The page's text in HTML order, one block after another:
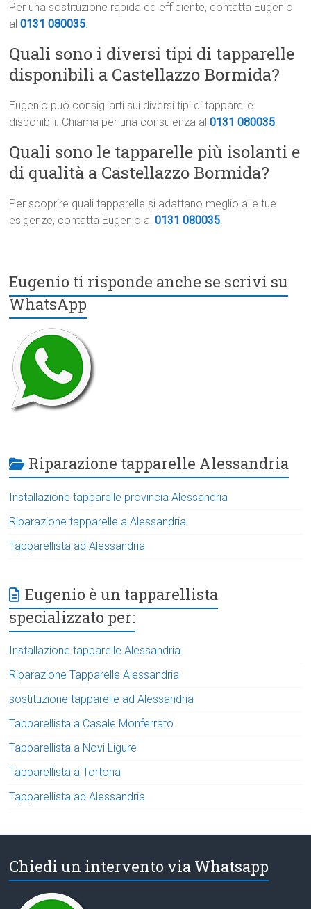
Per una sostituzione rapida ed efficiente, contatta Eugenio
al0131 080035.
Quali sono i diversi tipi di tapparelle
disponibili a Castellazzo Bormida?
Eugenio può consigliarti sui diversi tipi di tapparelle
disponibili. Chiama per una consulenza al0131 080035.
Quali sono le tapparelle più isolanti e
di qualità a Castellazzo Bormida?
Per scoprire quali tapparelle si adattano meglio alle tue
esigenze, contatta Eugenio al0131 080035.
Eugenio ti risponde anche se scrivi su
WhatsApp
Riparazione tapparelle Alessandria
Installazione tapparelle provincia Alessandria
Riparazione tapparelle a Alessandria
Tapparellista ad Alessandria
Eugenio è un tapparellista
specializzato per:
Installazione tapparelle Alessandria
Riparazione Tapparelle Alessandria
sostituzione tapparelle ad Alessandria
Tapparellista a Casale Monferrato
Tapparellista a Novi Ligure
Tapparellista a Tortona
Tapparellista ad Alessandria
Chiedi un intervento via Whatsapp